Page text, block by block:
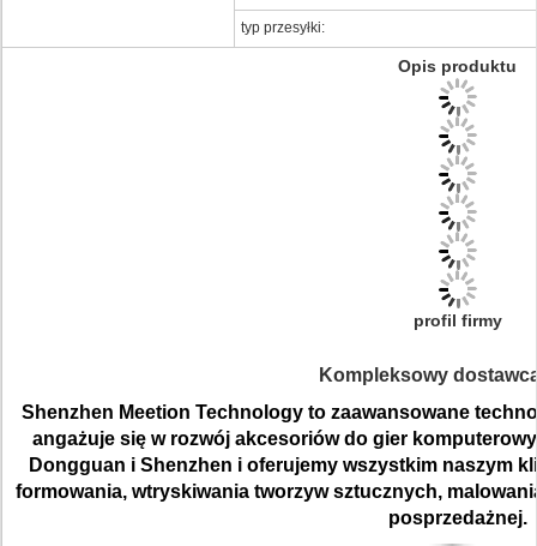
typ przesyłki:
Opis produktu
profil firmy
Kompleksowy
Shenzhen Meetion Technology to zaawansowane
angażuje się w rozwój akcesoriów do gier
Dongguan i Shenzhen i oferujemy wszystkim naszym
formowania, wtryskiwania tworzyw sztucznych,
posprzedażnej.